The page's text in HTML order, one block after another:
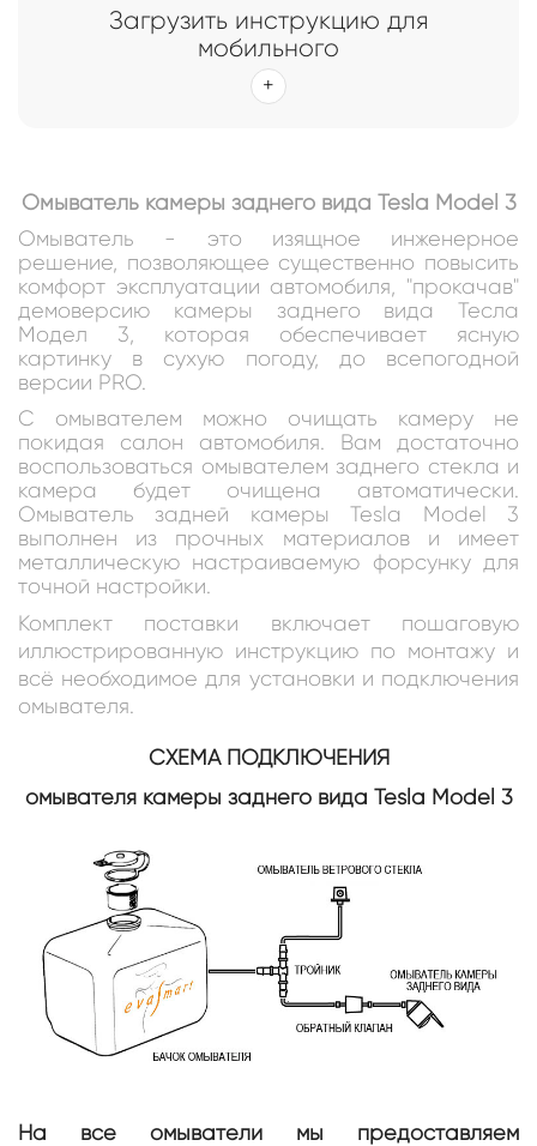
Загрузить инструкцию для
мобильного
Омыватель камеры заднего вида Tesla Model 3
Омыватель - это изящное инженерное
решение, позволяющее существенно повысить
комфорт эксплуатации автомобиля, "прокачав"
демоверсию камеры заднего вида Тесла
Модел 3, которая обеспечивает ясную
картинку в сухую погоду, до всепогодной
версии PRO.
С омывателем можно очищать камеру не
покидая салон автомобиля. Вам достаточно
воспользоваться омывателем заднего стекла и
камера будет очищена автоматически.
Омыватель задней камеры Tesla Model 3
выполнен из прочных материалов и имеет
металлическую настраиваемую форсунку для
точной настройки.
Комплект поставки включает пошаговую
иллюстрированную инструкцию по монтажу и
всё необходимое для установки и подключения
омывателя.
СХЕМА ПОДКЛЮЧЕНИЯ
омывателя камеры заднего вида Tesla Model 3
На все омыватели мы предоставляем